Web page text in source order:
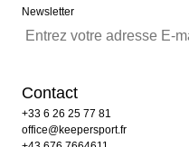
Newsletter
Contact
+33 6 26 25 77 81
office@keepersport.fr